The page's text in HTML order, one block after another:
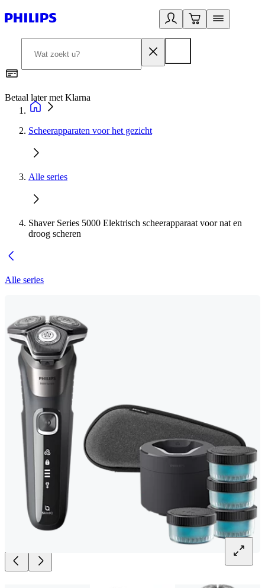
Betaal later met Klarna
Scheerapparaten voor het gezicht
Alle series
Shaver Series 5000 Elektrisch scheerapparaat voor nat en
droog scheren
Alle series